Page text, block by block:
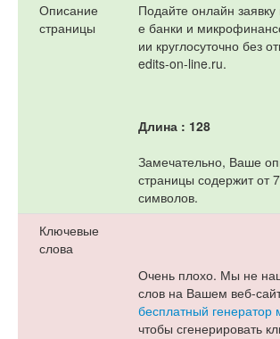
Описание
страницы
Подайте онлайн заявку
е банки и
ии круглосуточно без
edits-on-line.ru.
Длина : 128
Замечательно, Ваше
страницы содержит от
символов.
Ключевые
слова
Очень плохо. Мы не
слов на Вашем веб-
бесплатный генератор
чтобы сгенерировать